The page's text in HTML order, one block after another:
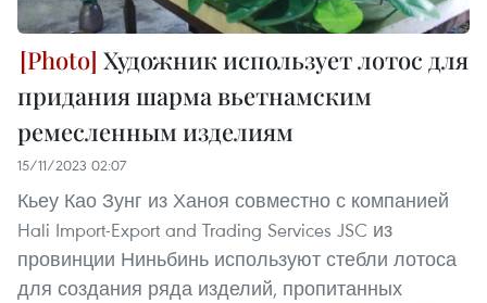
Художник использует лотос для
придания шарма вьетнамским
ремесленным изделиям
15/11/2023 02:07
Кьеу Као Зунг из Ханоя совместно с компанией
Hali Import-Export and Trading Services JSC из
провинции Ниньбинь используют стебли лотоса
для создания ряда изделий, пропитанных